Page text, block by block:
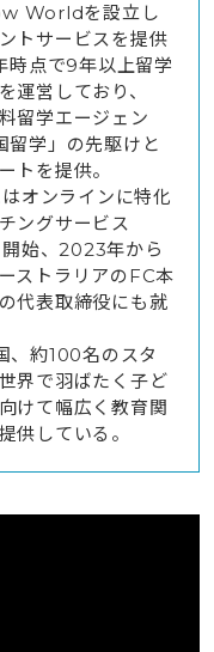
Worldを設立し
トサービスを提供
点で9年以上留学
運営しており、
留学エージェン
留学」の先駆けと
トを提供。
オンラインに特化
ングサービス
始、2023年から
ストラリアのFC本
代表取締役にも就
、約100名のスタ
界で羽ばたく子ど
けて幅広く教育関
供している。